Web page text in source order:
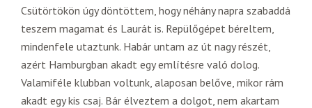
Csütörtökön úgy döntöttem, hogy néhány napra szabaddá
teszem magamat és Laurát is. Repülőgépet béreltem,
mindenfele utaztunk. Habár untam az út nagy részét,
azért Hamburgban akadt egy említésre való dolog.
Valamiféle klubban voltunk, alaposan belőve, mikor rám
akadt egy kis csaj. Bár élveztem a dolgot, nem akartam